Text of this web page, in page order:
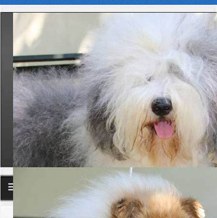
Startseite Aktuelles